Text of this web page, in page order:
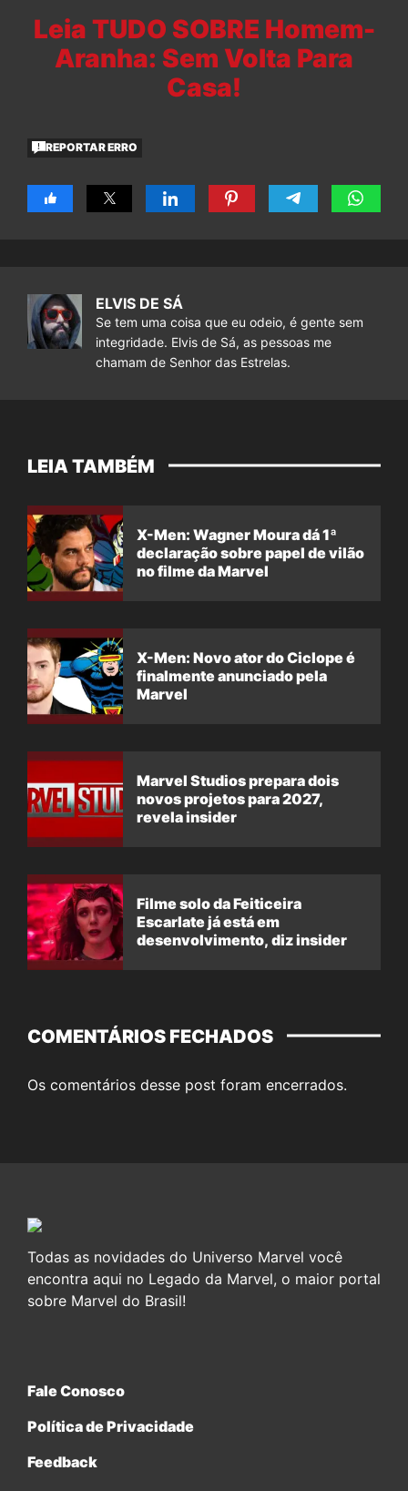
Leia TUDO SOBRE Homem-
Aranha: Sem Volta Para
Casa!
REPORTAR ERRO
ELVIS DE SÁ
Se tem uma coisa que eu odeio, é gente sem
integridade. Elvis de Sá, as pessoas me
chamam de Senhor das Estrelas.
LEIA TAMBÉM
X-Men: Wagner Moura dá 1ª
declaração sobre papel de vilão
no filme da Marvel
X-Men: Novo ator do Ciclope é
finalmente anunciado pela
Marvel
Marvel Studios prepara dois
novos projetos para 2027,
revela insider
Filme solo da Feiticeira
Escarlate já está em
desenvolvimento, diz insider
COMENTÁRIOS FECHADOS
Os comentários desse post foram encerrados.
Todas as novidades do Universo Marvel você
encontra aqui no Legado da Marvel, o maior portal
sobre Marvel do Brasil!
Fale Conosco
Política de Privacidade
Feedback